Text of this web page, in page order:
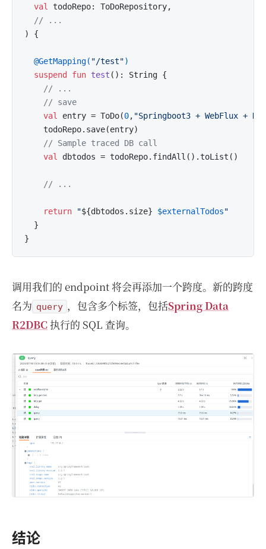
val
todoRepo: ToDoRepository,
// ...
) {
@GetMapping( "/test")
suspend
fun test () : String {
// ...
// save
val
entry = ToDo(0, "Springboot3 + WebFlux +
    todoRepo.save(entry)
// Sample traced DB call
val
dbtodos = todoRepo.findAll().toList()
// ...
return "${dbtodos.size} $externalTodos"
  }
调用我们的 endpoint 将会再添加一个跨度。新的跨度
名为 query ，包含多个标签，包括Spring Data
R2DBC 执行的 SQL 查询。
结论